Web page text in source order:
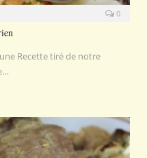
0
Recette tiré de notre